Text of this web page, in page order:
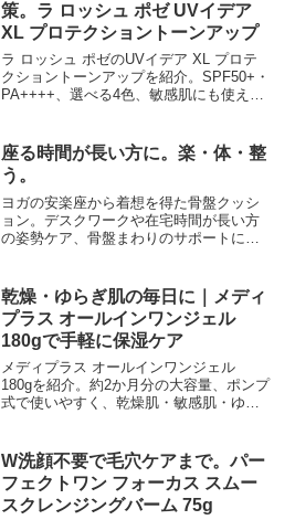
策。ラ ロッシュ ポゼ UVイデア
XL プロテクショントーンアップ
ラ ロッシュ ポゼのUVイデア XL プロテ
クショントーンアップを紹介。SPF50+・
PA++++、選べる4色、敏感肌にも使える
座る時間が長い方に。楽・体・整
う。
ヨガの安楽座から着想を得た骨盤クッシ
ョン。デスクワークや在宅時間が長い方
の姿勢ケア、骨盤まわりのサポートに取
乾燥・ゆらぎ肌の毎日に｜メディ
プラス オールインワンジェル
180gで手軽に保湿ケア
メディプラス オールインワンジェル
180gを紹介。約2か月分の大容量、ポンプ
式で使いやすく、乾燥肌・敏感肌・ゆら
W洗顔不要で毛穴ケアまで。パー
フェクトワン フォーカス スムー
スクレンジングバーム 75g